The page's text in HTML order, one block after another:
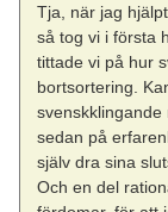
Tja, när jag
så tog vi i första
tittade vi på hur
bortsortering.
sedan på
själv dra sina
Och en del